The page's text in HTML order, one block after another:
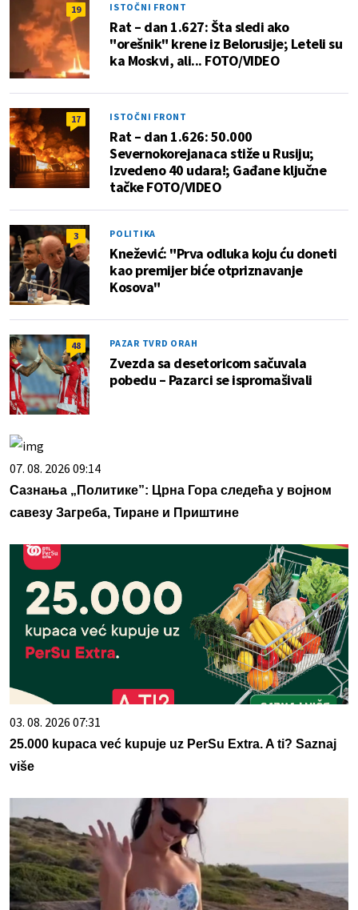
19 ISTOČNI FRONT
Rat – dan 1.627: Šta sledi ako
"orešnik" krene iz Belorusije; Leteli su
ka Moskvi, ali... FOTO/VIDEO
17 ISTOČNI FRONT
Rat – dan 1.626: 50.000
Severnokorejanaca stiže u Rusiju;
Izvedeno 40 udara!; Gađane ključne
tačke FOTO/VIDEO
3 POLITIKA
Knežević: "Prva odluka koju ću doneti
kao premijer biće otpriznavanje
Kosova"
48 PAZAR TVRD ORAH
Zvezda sa desetoricom sačuvala
pobedu – Pazarci se ispromašivali
07. 08. 2026 09:14
Сазнања „Политике”: Црна Гора следећа у војном
савезу Загреба, Тиране и Приштине
03. 08. 2026 07:31
25.000 kupaca već kupuje uz PerSu Extra. A ti? Saznaj
više